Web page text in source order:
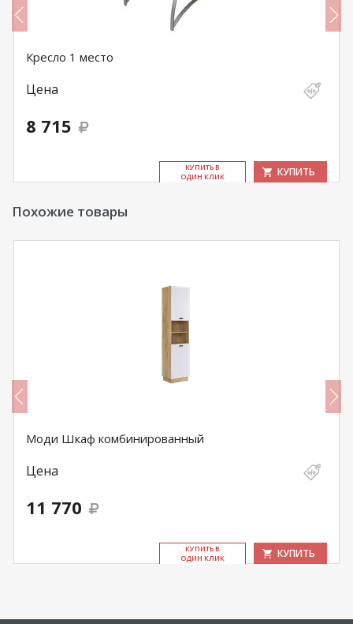
Кресло 1 место
Цена
8 715
КУ­ПИТЬ В
ОДИН КЛИК
КУПИТЬ
Похожие товары
Моди Шкаф комбинированный
Цена
11 770
КУ­ПИТЬ В
ОДИН КЛИК
КУПИТЬ